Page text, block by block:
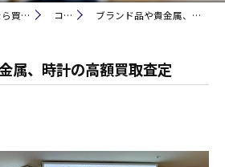
宮城県白石市の買取なら買取大吉セラビ白石店 コラム ブランド品や貴金属、時計の高額買取査定
属、時計の高額買取査定